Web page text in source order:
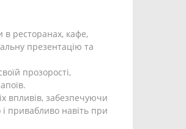
в ресторанах, кафе,
презентацію та
прозорості,
впливів, забезпечуючи
привабливо навіть при